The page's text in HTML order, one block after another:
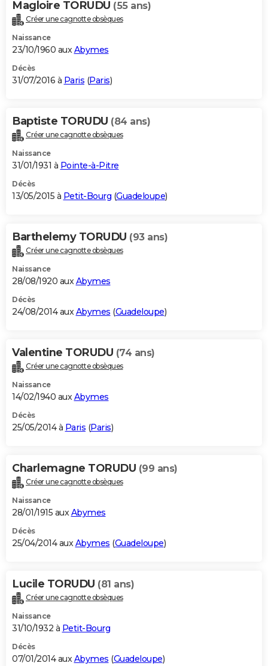
Magloire TORUDU (55 ans)
Créer une cagnotte obsèques
Naissance
23/10/1960 auxAbymes
Décès
31/07/2016 à Paris (Paris)
Baptiste TORUDU (84 ans)
Créer une cagnotte obsèques
Naissance
31/01/1931 à Pointe-à-Pitre
Décès
13/05/2015 à Petit-Bourg (Guadeloupe)
Barthelemy TORUDU (93 ans)
Créer une cagnotte obsèques
Naissance
28/08/1920 auxAbymes
Décès
24/08/2014 auxAbymes (Guadeloupe)
Valentine TORUDU (74 ans)
Créer une cagnotte obsèques
Naissance
14/02/1940 auxAbymes
Décès
25/05/2014 à Paris (Paris)
Charlemagne TORUDU (99 ans)
Créer une cagnotte obsèques
Naissance
28/01/1915 auxAbymes
Décès
25/04/2014 auxAbymes (Guadeloupe)
Lucile TORUDU (81 ans)
Créer une cagnotte obsèques
Naissance
31/10/1932 à Petit-Bourg
Décès
07/01/2014 auxAbymes (Guadeloupe)